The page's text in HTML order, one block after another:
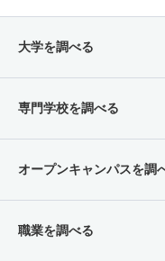
大学を調べる
専門学校を調べる
オープンキャンパスを調
職業を調べる